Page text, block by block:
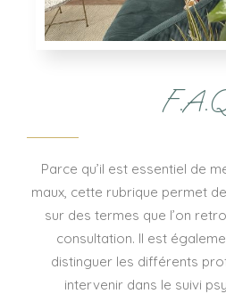
Parce qu’il est essentiel de
maux, cette rubrique permet
sur des termes que l’on
consultation. Il est
distinguer les différents
intervenir dans le suivi